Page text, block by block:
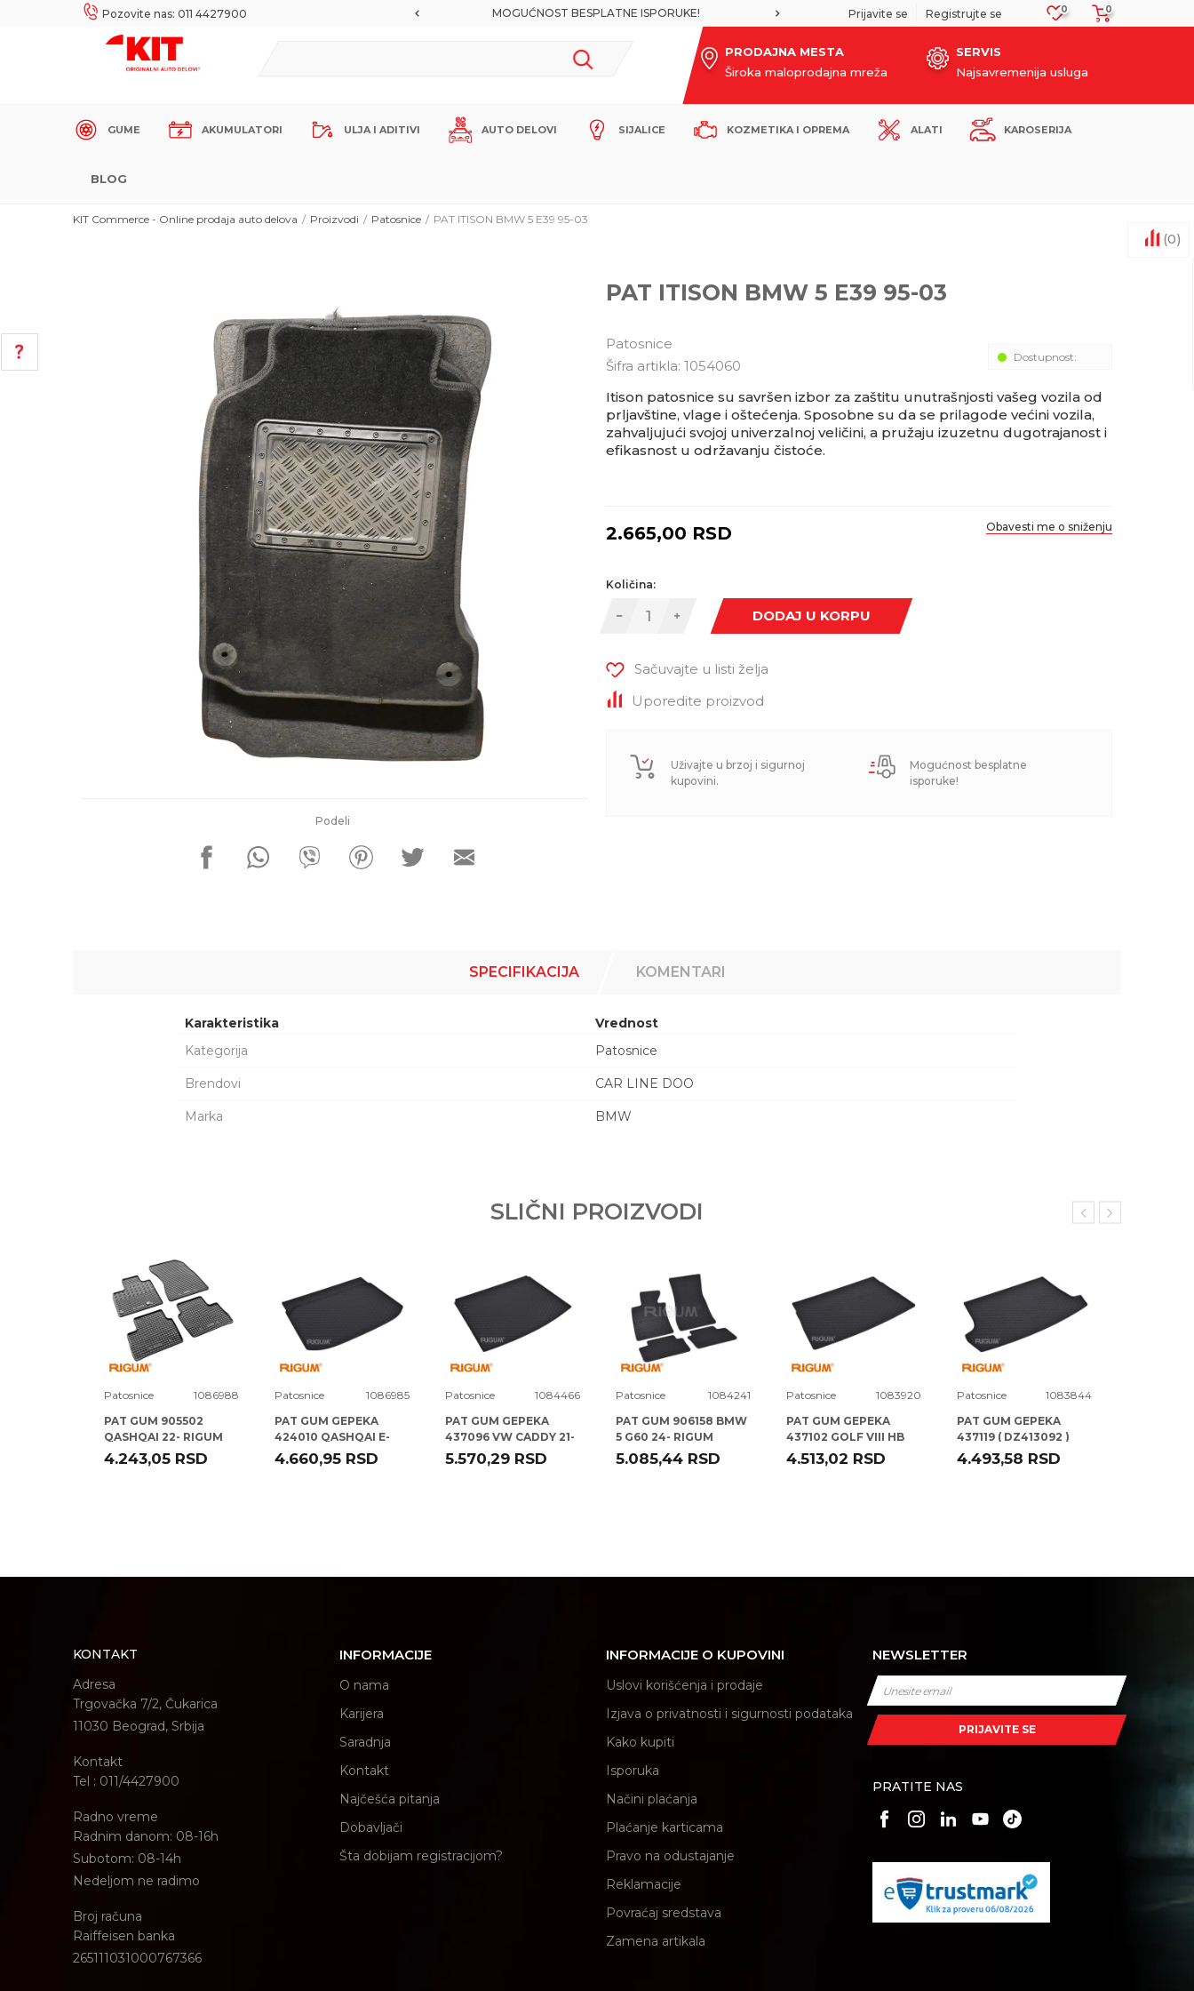
Pozovite nas: 011 4427900
SIGURNO PLAĆANJE PLATNIM KARTICAMA! MOGUĆNOST BESPLATNE ISPORUKE! SIGURNO PLAĆANJE PLATNIM KARTICAMA! 0
0
Prijavite se Registrujte se
PRODAJNA MESTA
Široka maloprodajna mreža
SERVIS
Najsavremenija usluga
GUME AKUMULATORI ULJA I ADITIVI AUTO DELOVI SIJALICE KOZMETIKA I OPREMA ALATI KAROSERIJA
BLOG
KIT Commerce - Online prodaja auto delova Proizvodi Patosnice PAT ITISON BMW 5 E39 95-03
Podeli
PAT ITISON BMW 5 E39 95-03
Patosnice
Šifra artikla: 1054060
Dostupnost:
Itison patosnice su savršen izbor za zaštitu unutrašnjosti vašeg vozila od
prljavštine, vlage i oštećenja. Sposobne su da se prilagode većini vozila,
zahvaljujući svojoj univerzalnoj veličini, a pružaju izuzetnu dugotrajanost i
efikasnost u održavanju čistoće.
2.665,00 RSD Obavesti me o sniženju
Količina:
DODAJ U KORPU
Sačuvajte u listi želja
Uporedite proizvod
Uživajte u brzoj i sigurnoj
kupovini.
Mogućnost besplatne
isporuke!
Za više informacija, pomoć i
SPECIFIKACIJA KOMENTARI
Karakteristika
Vrednost
Kategorija
Patosnice
Brendovi CAR LINE DOO
Marka BMW
SLIČNI PROIZVODI
Patosnice
1086988
PAT GUM 905502
QASHQAI 22- RIGUM
4.243,05 RSD
Patosnice
1086985
PAT GUM GEPEKA
424010 QASHQAI E-
POWER 22- RIGUM
4.660,95 RSD
Patosnice
1084466
PAT GUM GEPEKA
437096 VW CADDY 21-
FORD TOURNEO 22-
5.570,29 RSD
Patosnice
1084241
PAT GUM 906158 BMW
5 G60 24- RIGUM
5.085,44 RSD
Patosnice
1083920
PAT GUM GEPEKA
437102 GOLF VIII HB
20- RIGUM
4.513,02 RSD
Patosnice
1083844
PAT GUM GEPEKA
437119 ( DZ413092 )
VW T-ROC 17- RIGUM
4.493,58 RSD
(0)
KONTAKT
Adresa
Trgovačka 7/2, Čukarica
11030 Beograd, Srbija
Kontakt
Tel : 011/4427900
Radno vreme
Radnim danom: 08-16h
Subotom: 08-14h
Nedeljom ne radimo
Broj računa
Raiffeisen banka
265111031000767366
INFORMACIJE
O nama
Karijera
Saradnja
Kontakt
Najčešća pitanja
Dobavljači
Šta dobijam registracijom?
INFORMACIJE O KUPOVINI
Uslovi korišćenja i prodaje
Izjava o privatnosti i sigurnosti podataka
Kako kupiti
Isporuka
Načini plaćanja
Plaćanje karticama
Pravo na odustajanje
Reklamacije
Povraćaj sredstava
Zamena artikala
NEWSLETTER
PRIJAVITE SE
PRATITE NAS